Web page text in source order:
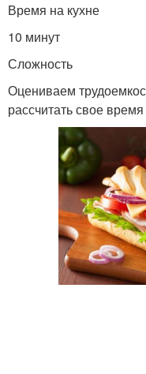
Сэндвичи с
Сэндвич с
курицей
Время на кухне
10 минут
Сложность
Оцениваем
рассчитать свое